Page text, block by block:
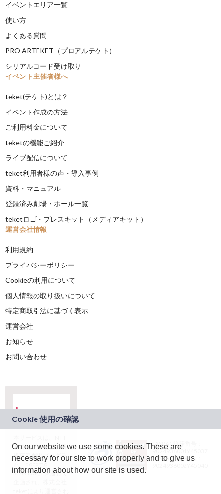
イベントエリア一覧
使い方
よくある質問
PRO ARTEKET（プロアルテケト）
シリアルコード受け取り
イベント主催者様へ
teket(テケト)とは？
イベント作成の方法
ご利用料金について
teketの機能ご紹介
ライブ配信について
teket利用者様の声・導入事例
資料・マニュアル
登録済み劇場・ホール一覧
teketロゴ・プレスキット（メディアキット）
運営会社情報
利用規約
プライバシーポリシー
Cookieの利用について
個人情報の取り扱いについて
特定商取引法に基づく表示
運営会社
お知らせ
お問い合わせ
ドコモグループの新
規事業創出プログラ
ム「docomo
STARTUP」を通じて
JASRAC許諾番号：
9024936001Y45037
JASRAC許諾番号：
On our website we use some cookies. These are
necessary for our site to work properly and to give us
information about how our site is used.